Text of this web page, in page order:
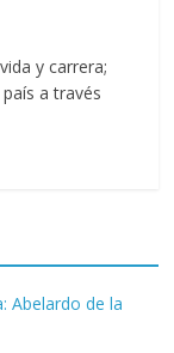
y carrera;
a través
Abelardo de la